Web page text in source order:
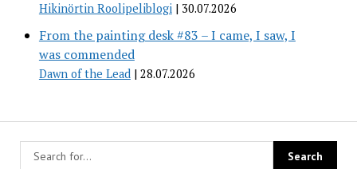
Hikinörtin Roolipeliblogi 30.07.2026
From the painting desk #83 – I came, I saw, I
was commended
Dawn of the Lead 28.07.2026